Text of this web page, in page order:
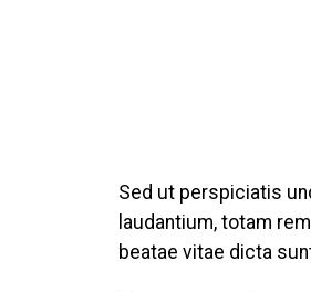
Sed ut perspiciatis
laudantium, totam
beatae vitae dicta